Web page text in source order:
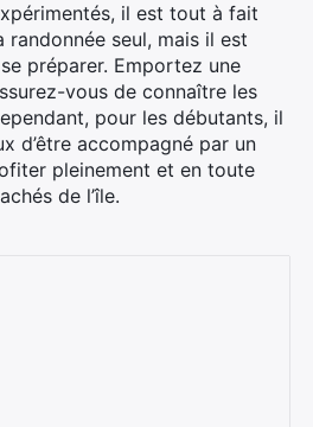
il est tout à fait
seul, mais il est
préparer. Emportez une
vous de connaître les
pour les débutants, il
d’être accompagné par un
pleinement et en toute
de l’île.